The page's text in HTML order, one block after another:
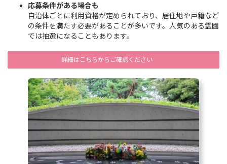
応募条件がある場合も
自治体ごとに利用資格が定められており、居住地や戸籍など
の条件を満たす必要があることが多いです。人気のある霊園
では抽選になることもあります。
詳細はこちらからご確認ください